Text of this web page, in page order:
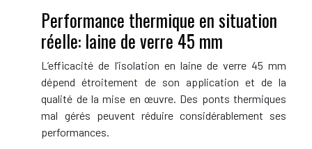
Performance thermique en situation
réelle: laine de verre 45 mm
L’efficacité de l’isolation en laine de verre 45 mm
dépend étroitement de son application et de la
qualité de la mise en œuvre. Des ponts thermiques
mal gérés peuvent réduire considérablement ses
performances.